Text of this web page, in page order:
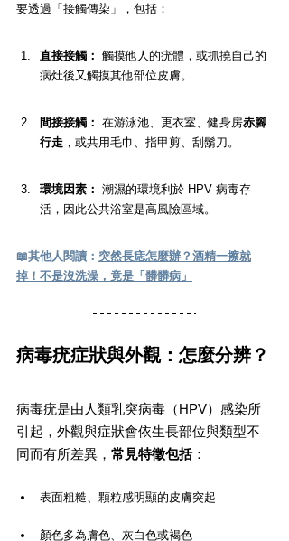
要透過「接觸傳染」，包括：
直接接觸： 觸摸他人的疣體，或抓撓自己的
病灶後又觸摸其他部位皮膚。
間接接觸： 在游泳池、更衣室、健身房赤腳
行走 ，或共用毛巾、指甲剪、刮鬍刀。
環境因素： 潮濕的環境利於 HPV 病毒存
活，因此公共浴室是高風險區域。
📖其他人閱讀： 突然長痣怎麼辦？酒精一擦就
掉！不是沒洗澡，竟是「髒髒病」
病毒疣症狀與外觀：怎麼分辨？
病毒疣是由人類乳突病毒（HPV）感染所
引起，外觀與症狀會依生長部位與類型不
同而有所差異， 常見特徵包括：
表面粗糙、顆粒感明顯的皮膚突起
顏色多為膚色、灰白色或褐色